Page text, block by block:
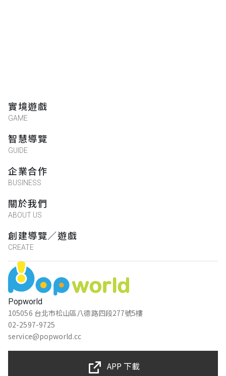
Popworld
105056 台北市松山區八德路四段277號5樓
02-2597-9725
service@popworld.cc
實境遊戲
GAME
智慧導覽
GUIDE
企業合作
BUSINESS
關於我們
ABOUT US
創建導覽／遊戲
CREATE
APP 下載